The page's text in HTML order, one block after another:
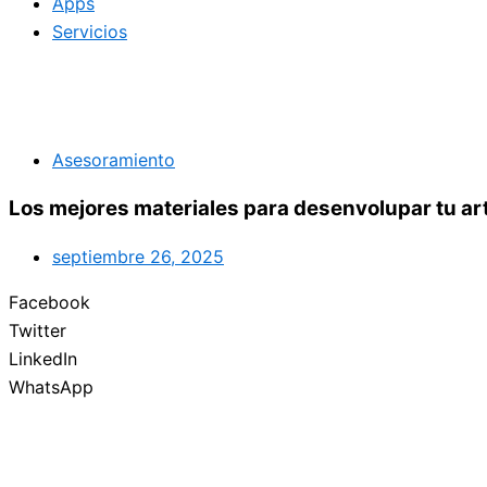
Servicios
Asesoramiento
Los mejores materiales para desenvolupar tu
septiembre 26, 2025
Facebook
Twitter
LinkedIn
WhatsApp